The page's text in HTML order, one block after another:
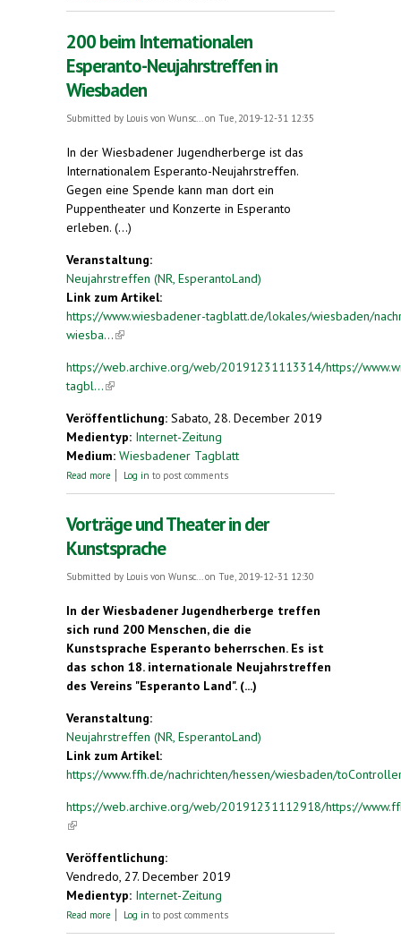
200 beim Internationalen
Esperanto-Neujahrstreffen in
Wiesbaden
Submitted by Louis von Wunsc... on Tue, 2019-12-31 12:35
In der Wiesbadener Jugendherberge ist das
Internationalem Esperanto-Neujahrstreffen.
Gegen eine Spende kann man dort ein
Puppentheater und Konzerte in Esperanto
erleben. (...)
Veranstaltung:
Neujahrstreffen (NR, EsperantoLand)
Link zum Artikel:
https://www.wiesbadener-tagblatt.de/lokales/wiesbaden/
wiesba...(link is external)
https://web.archive.org/web/20191231113314/https://
tagbl...(link is external)
Veröffentlichung: Sabato, 28. December 2019
Medientyp: Internet-Zeitung
Medium: Wiesbadener Tagblatt
Read more about 200 beim Internationalen Esperanto-
Log in to post comments
Vorträge und Theater in der
Kunstsprache
Submitted by Louis von Wunsc... on Tue, 2019-12-31 12:30
In der Wiesbadener Jugendherberge treffen
sich rund 200 Menschen, die die
Kunstsprache Esperanto beherrschen. Es ist
das schon 18. internationale Neujahrstreffen
des Vereins "Esperanto Land". (...)
Veranstaltung:
Neujahrstreffen (NR, EsperantoLand)
Link zum Artikel:
https://www.ffh.de/nachrichten/hessen/wiesbaden/
https://web.archive.org/web/20191231112918/https://
(link is external)
Veröffentlichung:
Vendredo, 27. December 2019
Medientyp: Internet-Zeitung
Read more about Vorträge und Theater in der Kunstsprache
Log in to post comments